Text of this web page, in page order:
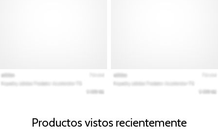
Productos vistos recientemente